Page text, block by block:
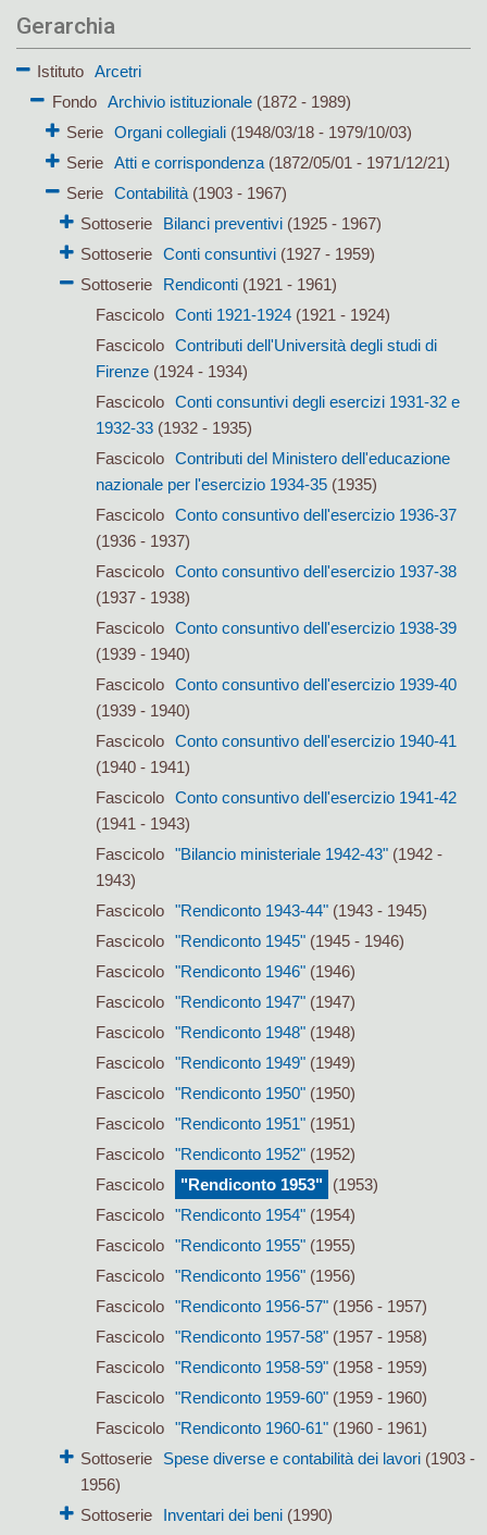
Gerarchia
Istituto
Arcetri
Fondo
Archivio istituzionale(1872 - 1989)
Serie Organi collegiali(1948/03/18 - 1979/10/03)
Serie Atti e corrispondenza(1872/05/01 - 1971/12/21)
Serie Contabilità(1903 - 1967)
Sottoserie
Bilanci preventivi (1925 - 1967)
Sottoserie
Conti consuntivi (1927 - 1959)
Sottoserie
Rendiconti (1921 - 1961)
Fascicolo
Conti 1921-1924(1921 - 1924)
Fascicolo
Contributi dell'Università degli studi di
Firenze(1924 - 1934)
Fascicolo
Conti consuntivi degli esercizi 1931-32 e
1932-33(1932 - 1935)
Fascicolo
Contributi del Ministero dell'educazione
nazionale per l'esercizio 1934-35 (1935)
Fascicolo
Conto consuntivo dell'esercizio 1936-37
(1936 - 1937)
Fascicolo
Conto consuntivo dell'esercizio 1937-38
(1937 - 1938)
Fascicolo
Conto consuntivo dell'esercizio 1938-39
(1939 - 1940)
Fascicolo
Conto consuntivo dell'esercizio 1939-40
(1939 - 1940)
Fascicolo
Conto consuntivo dell'esercizio 1940-41
(1940 - 1941)
Fascicolo
Conto consuntivo dell'esercizio 1941-42
(1941 - 1943)
Fascicolo
"Bilancio ministeriale 1942-43"(1942 -
1943)
Fascicolo
"Rendiconto 1943-44"(1943 - 1945)
Fascicolo
"Rendiconto 1945"(1945 - 1946)
Fascicolo
"Rendiconto 1946"(1946)
Fascicolo
"Rendiconto 1947"(1947)
Fascicolo
"Rendiconto 1948"(1948)
Fascicolo
"Rendiconto 1949"(1949)
Fascicolo
"Rendiconto 1950"(1950)
Fascicolo
"Rendiconto 1951"(1951)
Fascicolo
"Rendiconto 1952"(1952)
Fascicolo
"Rendiconto 1953"
(1953)
Fascicolo
"Rendiconto 1954"(1954)
Fascicolo
"Rendiconto 1955"(1955)
Fascicolo
"Rendiconto 1956"(1956)
Fascicolo
"Rendiconto 1956-57"(1956 - 1957)
Fascicolo
"Rendiconto 1957-58"(1957 - 1958)
Fascicolo
"Rendiconto 1958-59"(1958 - 1959)
Fascicolo
"Rendiconto 1959-60"(1959 - 1960)
Fascicolo
"Rendiconto 1960-61"(1960 - 1961)
Sottoserie
Spese diverse e contabilità dei lavori (1903 -
1956)
Sottoserie
Inventari dei beni (1990)